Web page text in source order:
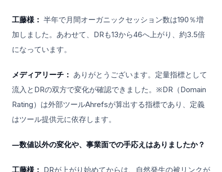
工藤様： 半年で月間オーガニックセッション数は190％増
加しました。あわせて、DRも13から46へ上がり、約3.5倍
になっています。
メディアリーチ： ありがとうございます。定量指標として
流入とDRの双方で変化が確認できました。※DR（Domain
Rating）は外部ツールAhrefsが算出する指標であり、定義
はツール提供元に依存します。
―数値以外の変化や、事業面での手応えはありましたか？
工藤様： DRが上がり始めてからは、自然発生の被リンクが